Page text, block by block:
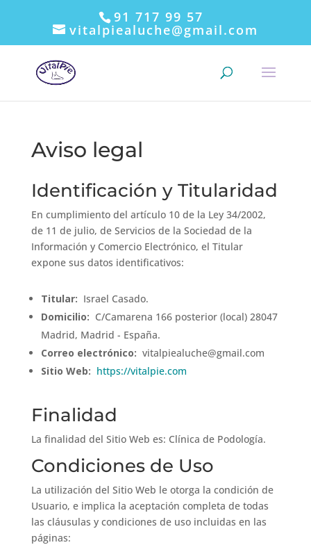
91 717 99 57
vitalpiealuche@gmail.com
Aviso legal
Identificación y Titularidad
En cumplimiento del artículo 10 de la Ley 34/2002,
de 11 de julio, de Servicios de la Sociedad de la
Información y Comercio Electrónico, el Titular
expone sus datos identificativos:
Titular: Israel Casado.
Domicilio: C/Camarena 166 posterior (local) 28047
Madrid, Madrid - España.
Correo electrónico: vitalpiealuche@gmail.com
Sitio Web: https://vitalpie.com
Finalidad
La finalidad del Sitio Web es: Clínica de Podología.
Condiciones de Uso
La utilización del Sitio Web le otorga la condición de
Usuario, e implica la aceptación completa de todas
las cláusulas y condiciones de uso incluidas en las
páginas: